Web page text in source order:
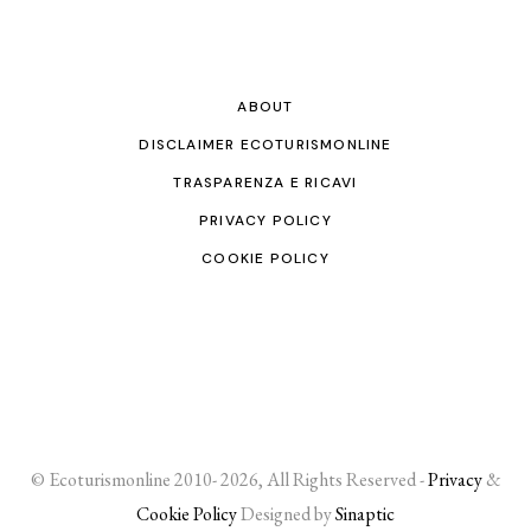
ABOUT
DISCLAIMER ECOTURISMONLINE
TRASPARENZA E RICAVI
PRIVACY POLICY
COOKIE POLICY
© Ecoturismonline 2010- 2026, All Rights Reserved -Privacy&
Cookie PolicyDesigned bySinaptic